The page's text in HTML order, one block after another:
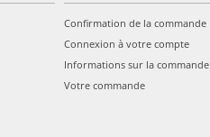
Confirmation de la commande
Connexion à votre compte
Informations sur la commande
Votre commande